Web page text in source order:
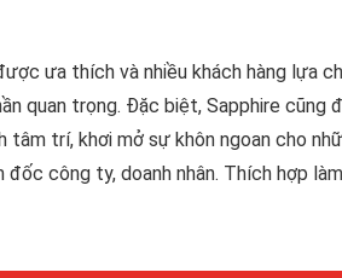
ưa thích và nhiều khách hàng lựa
quan trọng. Đặc biệt, Sapphire
trí, khơi mở sự khôn ngoan cho
công ty, doanh nhân. Thích hợp